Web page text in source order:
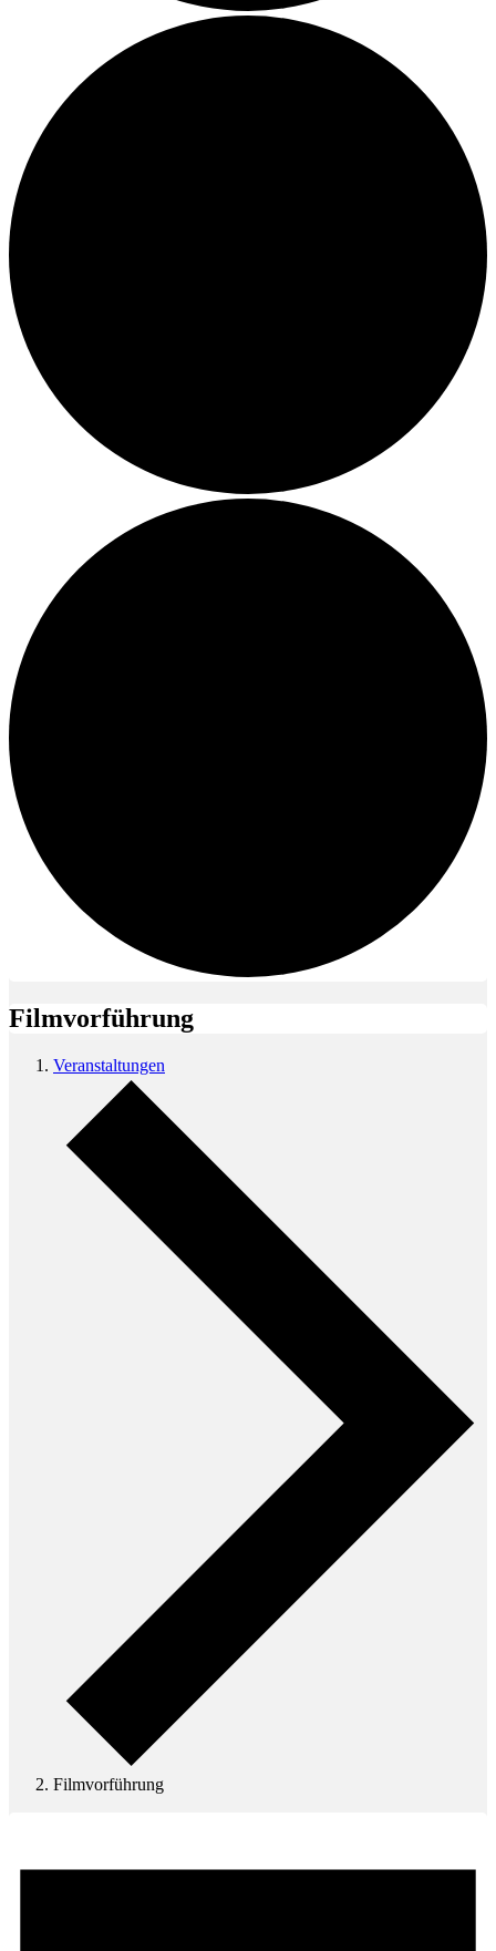
Filmvorführung
Veranstaltungen
Filmvorführung